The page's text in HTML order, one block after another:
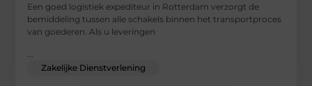
Een goed logistiek expediteur in Rotterdam verzorgt de
bemiddeling tussen alle schakels binnen het transportproces
van goederen. Als u leveringen
...
Zakelijke Dienstverlening